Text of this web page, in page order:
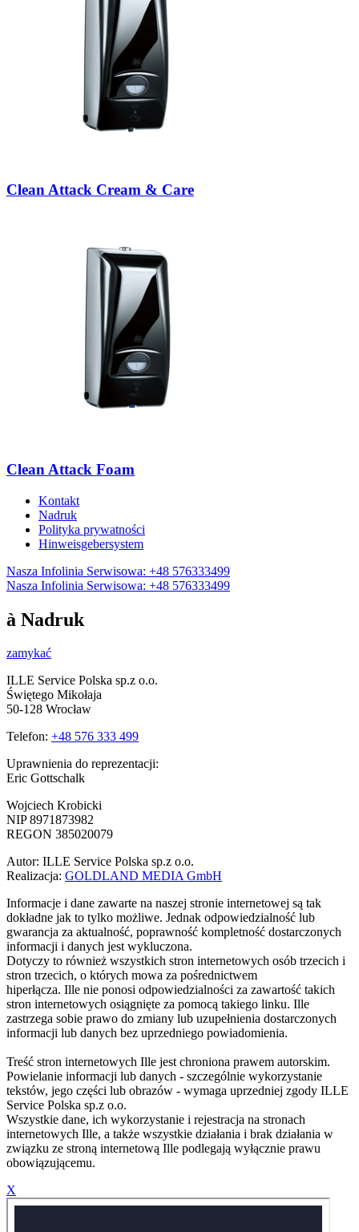
Clean Attack Cream & Care
Clean Attack Foam
Kontakt
Nadruk
Polityka prywatności
Hinweisgebersystem
Nasza Infolinia Serwisowa: +48 576333499
Nasza Infolinia Serwisowa: +48 576333499
à Nadruk
zamykać
ILLE Service Polska sp.z o.o.
Świętego Mikołaja
50-128 Wrocław
Telefon: +48 576 333 499
Uprawnienia do reprezentacji:
Eric Gottschalk
Wojciech Krobicki
NIP 8971873982
REGON 385020079
Autor: ILLE Service Polska sp.z o.o.
Realizacja: GOLDLAND MEDIA GmbH
Informacje i dane zawarte na naszej stronie internetowej są tak
dokładne jak to tylko możliwe. Jednak odpowiedzialność lub
gwarancja za aktualność, poprawność kompletność dostarczonych
informacji i danych jest wykluczona.
Dotyczy to również wszystkich stron internetowych osób trzecich i
stron trzecich, o których mowa za pośrednictwem
hiperłącza. Ille nie ponosi odpowiedzialności za zawartość takich
stron internetowych osiągnięte za pomocą takiego linku. Ille
zastrzega sobie prawo do zmiany lub uzupełnienia dostarczonych
informacji lub danych bez uprzedniego powiadomienia.
Treść stron internetowych Ille jest chroniona prawem autorskim.
Powielanie informacji lub danych - szczególnie wykorzystanie
tekstów, jego części lub obrazów - wymaga uprzedniej zgody ILLE
Service Polska sp.z o.o.
Wszystkie dane, ich wykorzystanie i rejestracja na stronach
internetowych Ille, a także wszystkie działania i brak działania w
związku ze stroną internetową Ille podlegają wyłącznie prawu
obowiązującemu.
X